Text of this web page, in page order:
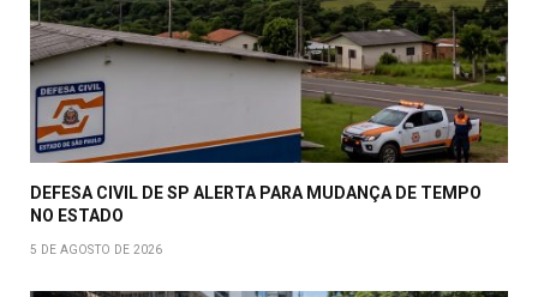
DEFESA CIVIL DE SP ALERTA PARA MUDANÇA DE TEMPO
NO ESTADO
5 DE AGOSTO DE 2026